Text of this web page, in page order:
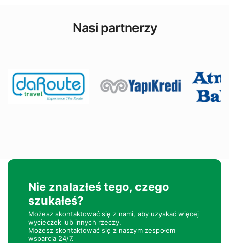
Nasi partnerzy
Nie znalazłeś tego, czego
szukałeś?
Możesz skontaktować się z nami, aby uzyskać więcej
wycieczek lub innych rzeczy.
Możesz skontaktować się z naszym zespołem
wsparcia 24/7.